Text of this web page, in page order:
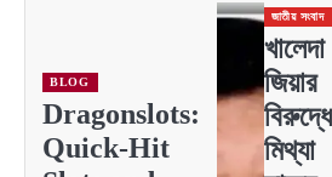
BLOG
Dragonslots:
Quick‑Hit
জাতীয় সংবাদ
খালেদা
জিয়ার
বিরুদ্ধে
মিথ্যা